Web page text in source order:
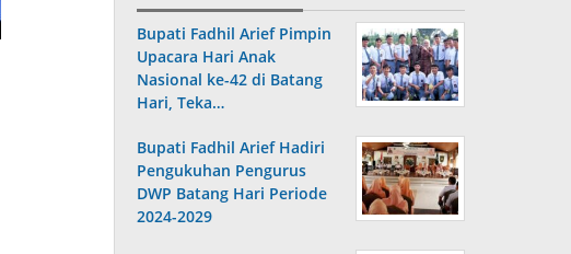
Bupati Fadhil Arief Pimpin
Upacara Hari Anak
Nasional ke-42 di Batang
Hari, Teka…
Bupati Fadhil Arief Hadiri
Pengukuhan Pengurus
DWP Batang Hari Periode
2024-2029